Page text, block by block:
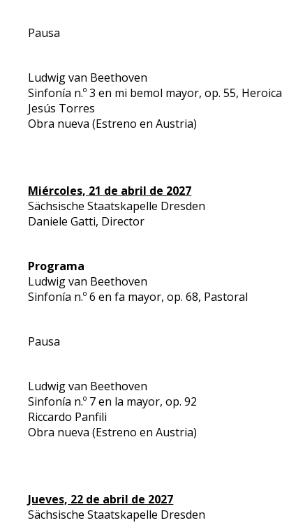
Pausa
Ludwig van Beethoven
Sinfonía n.º 3 en mi bemol mayor, op. 55, Heroica
Jesús Torres
Obra nueva (Estreno en Austria)
Miércoles, 21 de abril de 2027
Sächsische Staatskapelle Dresden
Daniele Gatti, Director
Programa
Ludwig van Beethoven
Sinfonía n.º 6 en fa mayor, op. 68, Pastoral
Pausa
Ludwig van Beethoven
Sinfonía n.º 7 en la mayor, op. 92
Riccardo Panfili
Obra nueva (Estreno en Austria)
Jueves, 22 de abril de 2027
Sächsische Staatskapelle Dresden